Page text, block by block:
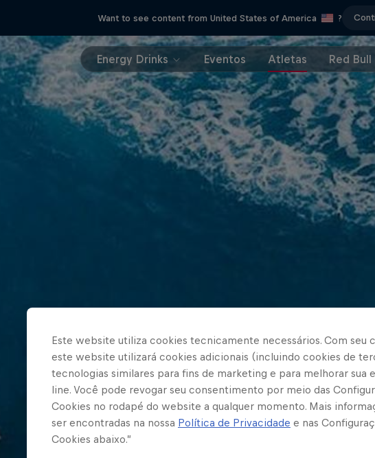
Want to see content from United States of America ?
Energy Drinks Eventos Atletas Red Bull
Este website utiliza cookies tecnicamente necessários. Com seu
este website utilizará cookies adicionais (incluindo cookies de
tecnologias similares para fins de marketing e para melhorar sua
line. Você pode revogar seu consentimento por meio das
Cookies no rodapé do website a qualquer momento. Mais
ser encontradas na nossa Política de Privacidade e nas
Cookies abaixo.”